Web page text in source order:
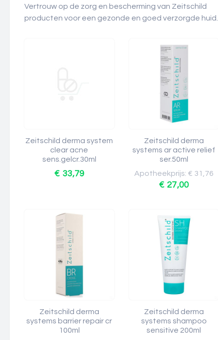
Vertrouw op de zorg en bescherming van Zeitschild
producten voor een gezonde en goed verzorgde huid.
Zeitschild derma system
clear acne
sens.gelcr.30ml
€ 33,79
Zeitschild derma
systems ar active relief
ser.50ml
Apotheekprijs: € 31,76
€ 27,00
Zeitschild derma
systems barrier repair cr
100ml
Zeitschild derma
systems shampoo
sensitive 200ml